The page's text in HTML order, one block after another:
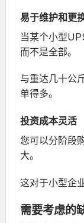
易于维护和更
当某个小型
而不是全部。
与重达几十公
单得多。
投资成本灵活
您可以分阶段
大。
这对于小型企
需要考虑的